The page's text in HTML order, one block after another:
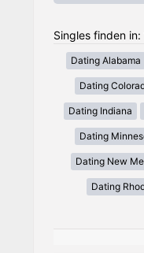
Singles finden
Dating Alabama
Dating
Dating Indiana
Dating
Dating New
Dating